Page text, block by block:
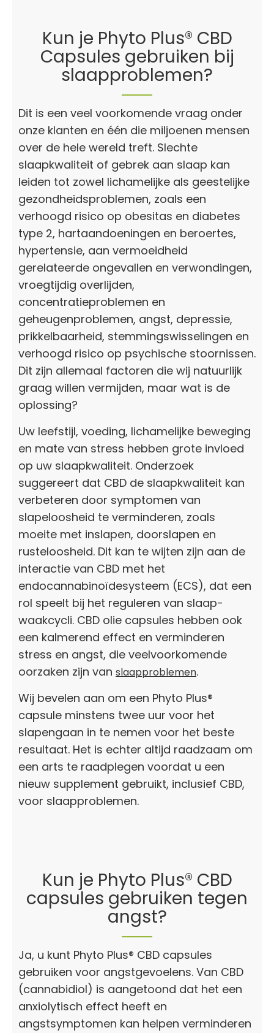
Kun je Phyto Plus® CBD
Capsules gebruiken bij
slaapproblemen?
Dit is een veel voorkomende vraag onder
onze klanten en één die miljoenen mensen
over de hele wereld treft. Slechte
slaapkwaliteit of gebrek aan slaap kan
leiden tot zowel lichamelijke als geestelijke
gezondheidsproblemen, zoals een
verhoogd risico op obesitas en diabetes
type 2, hartaandoeningen en beroertes,
hypertensie, aan vermoeidheid
gerelateerde ongevallen en verwondingen,
vroegtijdig overlijden,
concentratieproblemen en
geheugenproblemen, angst, depressie,
prikkelbaarheid, stemmingswisselingen en
verhoogd risico op psychische stoornissen.
Dit zijn allemaal factoren die wij natuurlijk
graag willen vermijden, maar wat is de
oplossing?
Uw leefstijl, voeding, lichamelijke beweging
en mate van stress hebben grote invloed
op uw slaapkwaliteit. Onderzoek
suggereert dat CBD de slaapkwaliteit kan
verbeteren door symptomen van
slapeloosheid te verminderen, zoals
moeite met inslapen, doorslapen en
rusteloosheid. Dit kan te wijten zijn aan de
interactie van CBD met het
endocannabinoïdesysteem (ECS), dat een
rol speelt bij het reguleren van slaap-
waakcycli. CBD olie capsules hebben ook
een kalmerend effect en verminderen
stress en angst, die veelvoorkomende
oorzaken zijn van slaapproblemen.
Wij bevelen aan om een Phyto Plus®
capsule minstens twee uur voor het
slapengaan in te nemen voor het beste
resultaat. Het is echter altijd raadzaam om
een arts te raadplegen voordat u een
nieuw supplement gebruikt, inclusief CBD,
voor slaapproblemen.
Kun je Phyto Plus® CBD
capsules gebruiken tegen
angst?
Ja, u kunt Phyto Plus® CBD capsules
gebruiken voor angstgevoelens. Van CBD
(cannabidiol) is aangetoond dat het een
anxiolytisch effect heeft en
angstsymptomen kan helpen verminderen